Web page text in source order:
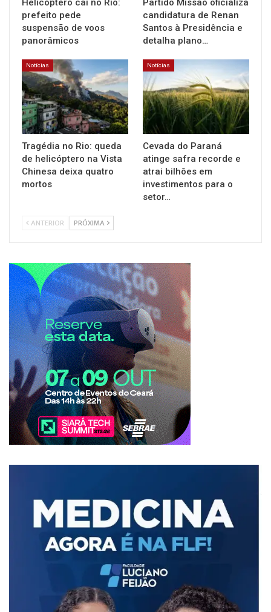
Helicóptero cai no Rio:
prefeito pede
suspensão de voos
panorâmicos
Partido Missão oficializa
candidatura de Renan
Santos à Presidência e
detalha plano…
Notícias
Tragédia no Rio: queda
de helicóptero na Vista
Chinesa deixa quatro
mortos
Notícias
Cevada do Paraná
atinge safra recorde e
atrai bilhões em
investimentos para o
setor…
ANTERIOR PRÓXIMA